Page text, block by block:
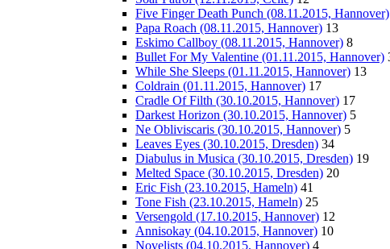
Five Finger Death Punch (08.11.2015, Hannover)
Papa Roach (08.11.2015, Hannover) 13
Eskimo Callboy (08.11.2015, Hannover) 8
Bullet For My Valentine (01.11.2015, Hannover)
While She Sleeps (01.11.2015, Hannover) 13
Coldrain (01.11.2015, Hannover) 17
Cradle Of Filth (30.10.2015, Hannover) 17
Darkest Horizon (30.10.2015, Hannover) 5
Ne Obliviscaris (30.10.2015, Hannover) 5
Leaves Eyes (30.10.2015, Dresden) 34
Diabulus in Musica (30.10.2015, Dresden) 19
Melted Space (30.10.2015, Dresden) 20
Eric Fish (23.10.2015, Hameln) 41
Tone Fish (23.10.2015, Hameln) 25
Versengold (17.10.2015, Hannover) 12
Annisokay (04.10.2015, Hannover) 10
Novelists (04.10.2015, Hannover) 4